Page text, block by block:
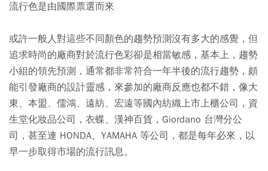
流行色是由國際票選而來
或許一般人對這些不同顏色的趨勢預測沒有多大的感覺，但
追求時尚的廠商對於流行色彩卻是相當敏感，基本上，趨勢
小組的領先預測，通常都非常符合一年半後的流行趨勢，頗
能引發廠商的設計靈感，來參加的廠商反應也都不錯，像大
東、本盟、儒鴻、遠紡、宏遠等國內紡織上市上櫃公司，資
生堂化妝品公司，衣蝶、漢神百貨，Giordano 台灣分公
司，甚至連 HONDA、YAMAHA 等公司，都是每年必來，以
早一步取得市場的流行訊息。